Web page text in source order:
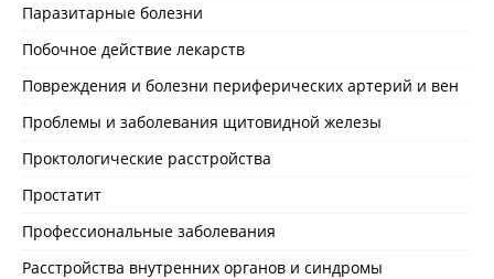
Паразитарные болезни
Побочное действие лекарств
Повреждения и болезни периферических артерий и вен
Проблемы и заболевания щитовидной железы
Проктологические расстройства
Простатит
Профессиональные заболевания
Расстройства внутренних органов и синдромы